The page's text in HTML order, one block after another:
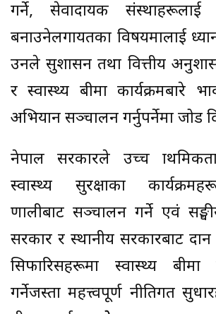
गर्ने, सेवाप्रदायक
बनाउनेलगायतका विषयमालाई
उनले सुशासन तथा वित्तीय
र स्वास्थ्य बीमा कार्यक्रमबारे
अभियान सञ्चालन गर्नुपर्नेमा जोड
नेपाल सरकारले उच्च
स्वास्थ्य सुरक्षाका
प्रणालीबाट सञ्चालन गर्ने एवं
सरकार र स्थानीय सरकारबाट
सिफारिसहरूमा स्वास्थ्य बीमा
गर्नेजस्ता महत्त्वपूर्ण नीतिगत